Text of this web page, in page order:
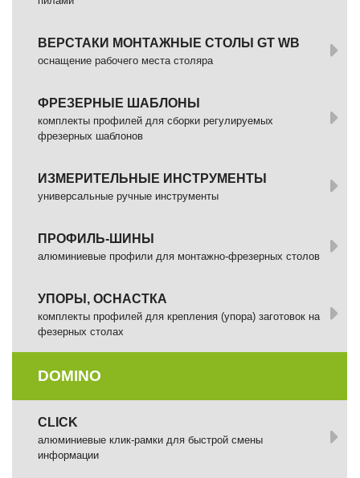
ВЕРСТАКИ МОНТАЖНЫЕ СТОЛЫ GT WB
оснащение рабочего места столяра
ФРЕЗЕРНЫЕ ШАБЛОНЫ
комплекты профилей для сборки регулируемых
фрезерных шаблонов
ИЗМЕРИТЕЛЬНЫЕ ИНСТРУМЕНТЫ
универсальные ручные инструменты
ПРОФИЛЬ-ШИНЫ
алюминиевые профили для монтажно-фрезерных столов
УПОРЫ, ОСНАСТКА
комплекты профилей для крепления (упора) заготовок на
фезерных столах
DOMINO
СLICK
алюминиевые клик-рамки для быстрой смены
информации